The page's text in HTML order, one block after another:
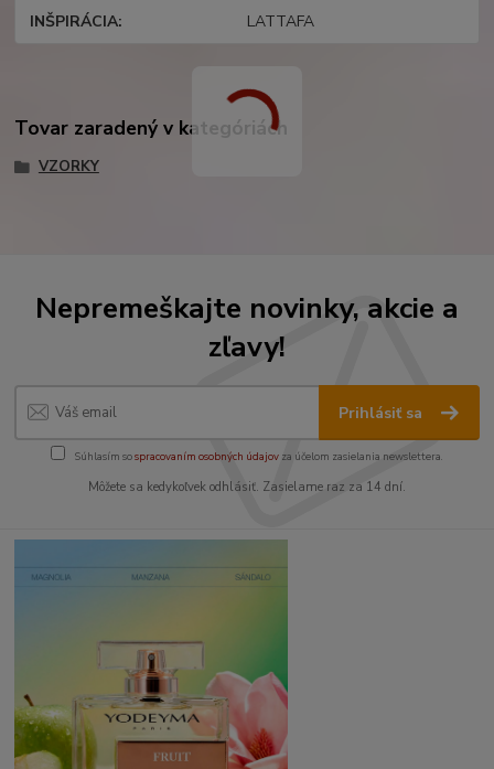
INŠPIRÁCIA LATTAFA
Tovar zaradený v kategóriách
VZORKY
Nepremeškajte novinky, akcie a
zľavy!
Prihlásiť sa
Súhlasím sospracovaním osobných údajov za účelom zasielania newslettera.
Môžete sa kedykoľvek odhlásiť. Zasielame raz za 14 dní.